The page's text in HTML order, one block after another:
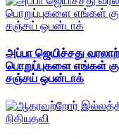
அப்பா ஜெயிச்சது
பொறுப்புகளை எங்கள்
சஞ்சய் ஒபன்டாக்